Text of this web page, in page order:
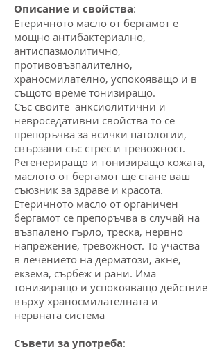
Описание и свойства:
Етеричното масло от бергамот е
мощно антибактериално,
антиспазмолитично,
противовъзпалително,
храносмилателно, успокояващо и в
същото време тонизиращо.
Със своите анксиолитични и
невроседативни свойства то се
препоръчва за всички патологии,
свързани със стрес и тревожност.
Регенериращо и тонизиращо кожата,
маслото от бергамот ще стане ваш
съюзник за здраве и красота.
Етеричното масло от органичен
бергамот се препоръчва в случай на
възпалено гърло, треска, нервно
напрежение, тревожност. То участва
в лечението на дерматози, акне,
екзема, сърбеж и рани. Има
тонизиращо и успокояващо действие
върху храносмилателната и
нервната система
Съвети за употреба: